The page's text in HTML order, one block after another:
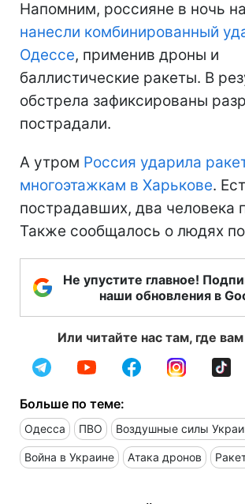
Напомним, россияне в ночь
нанесли комбинированный
Одессе, применив дроны и
баллистические ракеты. В
обстрела зафиксированы
пострадали.
А утром Россия ударила
многоэтажкам в Харькове.
пострадавших, два человека
Также сообщалось о людях
Не упустите главное!
наши обновления в
Или читайте нас там, где
Больше по теме:
Одесса ПВО Воздушные силы
Война в Украине Атака дронов